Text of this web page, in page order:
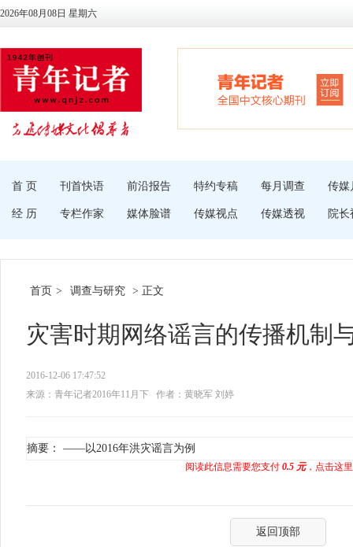
2026年08月08日 星期六
首 页 刊首快语 前沿报告 特约专稿 每月调查 传媒
经 历 专栏作家 媒体脸谱 传媒视点 传媒透视 院长
首页 > 调查与研究 > 正文
灾害时期网络谣言的传播机制
2016-12-06 17:47:52
来源：青年记者2016年11月下
作者：黄晓军 刘婷
摘要： ——以2016年洪灾谣言为例
阅读此信息需要您支付 0.5 元，点击这
返回顶部